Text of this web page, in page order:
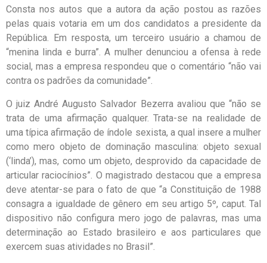
Consta nos autos que a autora da ação postou as razões
pelas quais votaria em um dos candidatos a presidente da
República. Em resposta, um terceiro usuário a chamou de
“menina linda e burra”. A mulher denunciou a ofensa à rede
social, mas a empresa respondeu que o comentário “não vai
contra os padrões da comunidade”.
O juiz André Augusto Salvador Bezerra avaliou que “não se
trata de uma afirmação qualquer. Trata-se na realidade de
uma típica afirmação de índole sexista, a qual insere a mulher
como mero objeto de dominação masculina: objeto sexual
(‘linda’), mas, como um objeto, desprovido da capacidade de
articular raciocínios”. O magistrado destacou que a empresa
deve atentar-se para o fato de que “a Constituição de 1988
consagra a igualdade de gênero em seu artigo 5º, caput. Tal
dispositivo não configura mero jogo de palavras, mas uma
determinação ao Estado brasileiro e aos particulares que
exercem suas atividades no Brasil”.